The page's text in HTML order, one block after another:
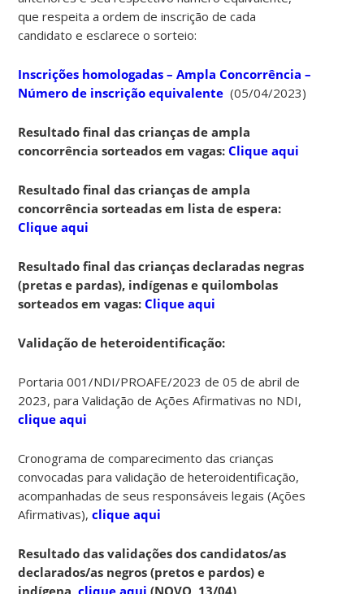
que respeita a ordem de inscrição de cada
candidato e esclarece o sorteio:
Inscrições homologadas – Ampla Concorrência –
Número de inscrição equivalente (05/04/2023)
Resultado final das crianças de ampla
concorrência sorteados em vagas:Clique aqui
Resultado final das crianças de ampla
concorrência sorteadas em lista de espera:
Clique aqui
Resultado final das crianças declaradas negras
(pretas e pardas), indígenas e quilombolas
sorteados em vagas:Clique aqui
Validação de heteroidentificação:
Portaria 001/NDI/PROAFE/2023 de 05 de abril de
2023, para Validação de Ações Afirmativas no NDI,
clique aqui
Cronograma de comparecimento das crianças
convocadas para validação de heteroidentificação,
acompanhadas de seus responsáveis legais (Ações
Afirmativas),clique aqui
Resultado das validações dos candidatos/as
declarados/as negros (pretos e pardos) e
indígena,clique aqui (NOVO, 13/04)